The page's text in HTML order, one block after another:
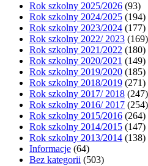
Rok szkolny 2025/2026 (93)
Rok szkolny 2024/2025 (194)
Rok szkolny 2023/2024 (177)
Rok szkolny 2022/ 2023 (169)
Rok szkolny 2021/2022 (180)
Rok szkolny 2020/2021 (149)
Rok szkolny 2019/2020 (185)
Rok szkolny 2018/2019 (271)
Rok szkolny 2017/ 2018 (247)
Rok szkolny 2016/ 2017 (254)
Rok szkolny 2015/2016 (264)
Rok szkolny 2014/2015 (147)
Rok szkolny 2013/2014 (138)
Informacje (64)
Bez kategorii (503)